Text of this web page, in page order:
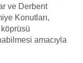
ve Derbent
Konutları,
amacıyla